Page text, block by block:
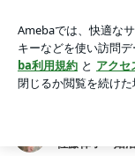
方」INシンガポール
スト佐藤律子「婚
アプリをダウンロ
ょう。
佐藤律子「婚